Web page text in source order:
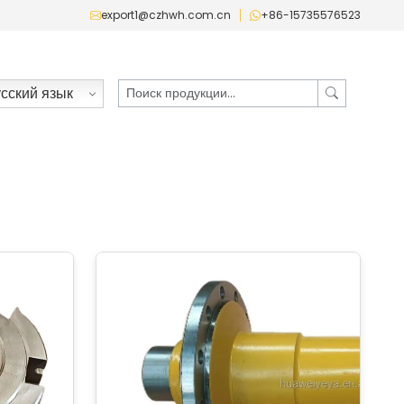
export1@czhwh.com.cn +86-15735576523
язык